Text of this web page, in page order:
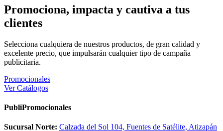
Promociona, impacta y cautiva a tus
clientes
Selecciona cualquiera de nuestros productos, de gran calidad y
excelente precio, que impulsarán cualquier tipo de campaña
publicitaria.
Promocionales
Ver Catálogos
PubliPromocionales
Sucursal Norte: Calzada del Sol 104, Fuentes de Satélite, Atizapán